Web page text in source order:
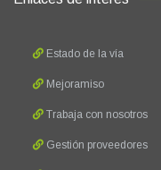
Estado de la vía
Mejoramiso
Trabaja con nosotros
Gestión proveedores